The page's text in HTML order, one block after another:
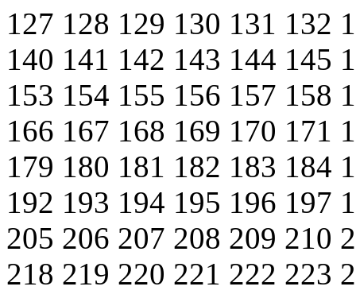
127 128 129 130 131 132
140 141 142 143 144 145
153 154 155 156 157 158
166 167 168 169 170 171
179 180 181 182 183 184
192 193 194 195 196 197
205 206 207 208 209 210
218 219 220 221 222 223